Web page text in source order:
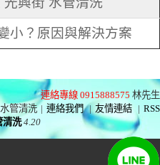
小？原因與解決方案
連絡專線 0915888575 林先生
管清洗 | 連絡我們 | 友情連結 | RSS
清洗 4.20